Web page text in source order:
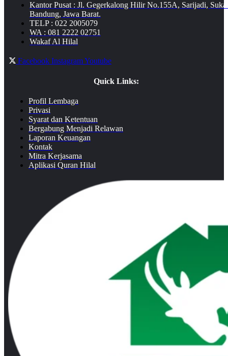
Kantor Pusat : Jl. Gegerkalong Hilir No.155A, Sarijadi,
Bandung, Jawa Barat.
TELP : 022 2005079
WA : 081 2222 02751
Wakaf Al Hilal
Facebook InstagramYoutube
Quick Links:
Profil Lembaga
Privasi
Syarat dan Ketentuan
Bergabung Menjadi Relawan
Laporan Keuangan
Kontak
Mitra Kerjasama
Aplikasi Quran Hilal